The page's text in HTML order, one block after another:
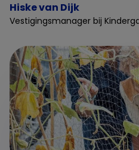
Hiske van Dijk
Vestigingsmanager bij